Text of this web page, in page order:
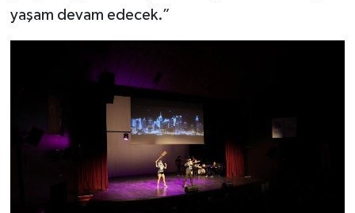
yaşam devam edecek.”